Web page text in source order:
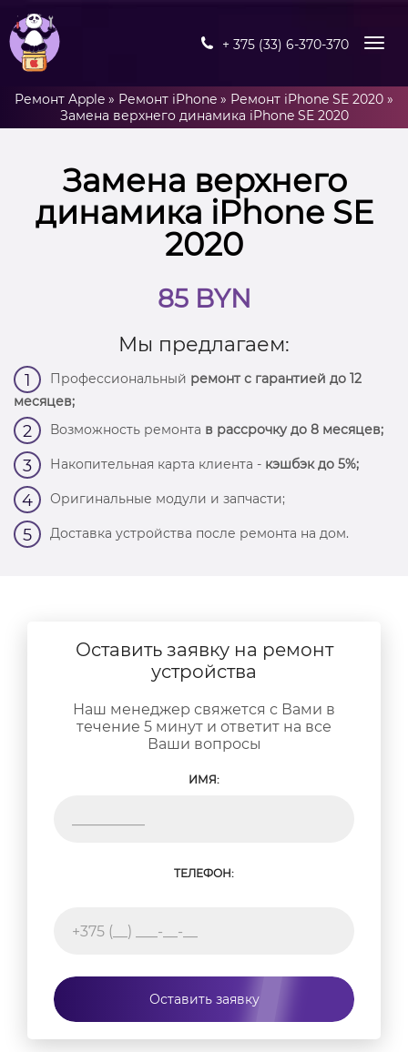
+ 375 (33) 6-370-370
Ремонт Apple » Ремонт iPhone » Ремонт iPhone SE 2020 »
Замена верхнего динамика iPhone SE 2020
Замена верхнего
динамика iPhone SE
2020
85 BYN
Мы предлагаем:
1 Профессиональный ремонт с гарантией до 12
месяцев;
2 Возможность ремонта в рассрочку до 8 месяцев;
3 Накопительная карта клиента - кэшбэк до 5%;
4 Оригинальные модули и запчасти;
5 Доставка устройства после ремонта на дом.
Оставить заявку на ремонт
устройства
Наш менеджер свяжется с Вами в
течение 5 минут и ответит на все
Ваши вопросы
ИМЯ:
ТЕЛЕФОН:
Оставить заявку